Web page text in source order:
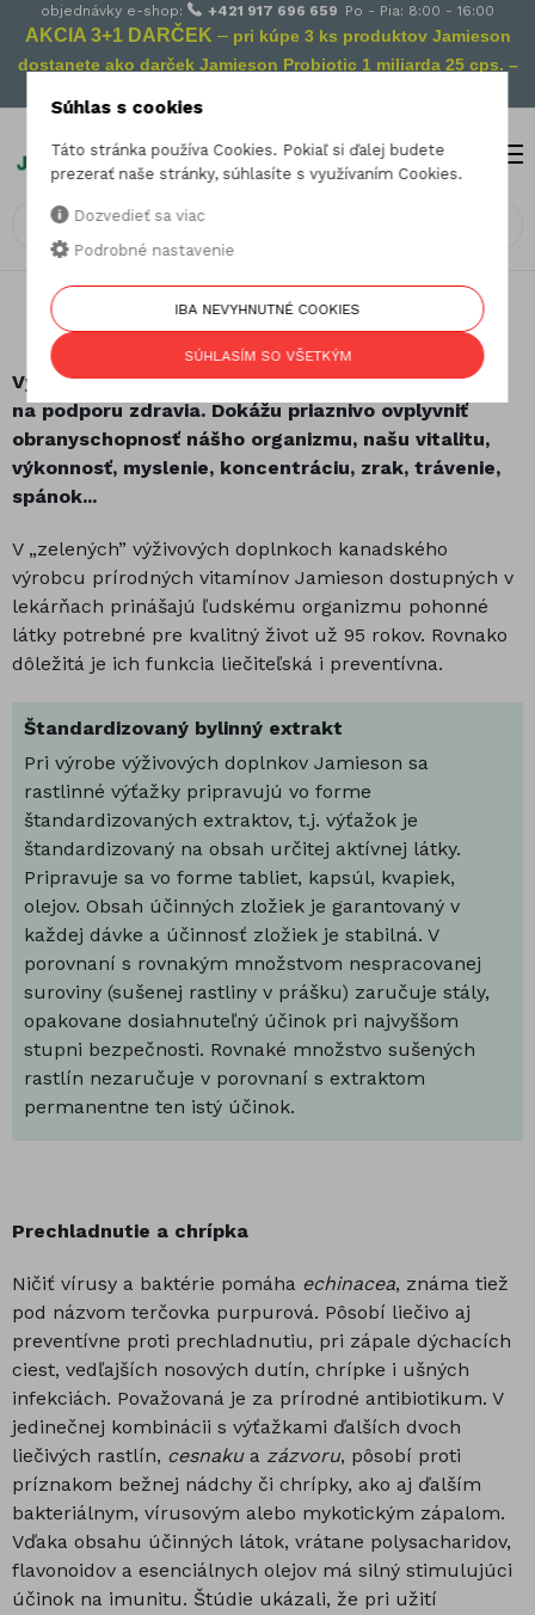
objednávky e-shop: +421 917 696 659 Po - Pia: 8:00 - 16:00
AKCIA 3+1 DARČEK – pri kúpe 3 ks produktov Jamieson
dostanete ako darček Jamieson Probiotic 1 miliarda 25 cps. –
0
26.10.2017
Rastlinné výťažky – tichí liečitelia
Výťažky rastlín – tisícročiami overený prostriedok
na podporu zdravia. Dokážu priaznivo ovplyvniť
obranyschopnosť nášho organizmu, našu vitalitu,
výkonnosť, myslenie, koncentráciu, zrak, trávenie,
spánok...
V „zelených” výživových doplnkoch kanadského
výrobcu prírodných vitamínov Jamieson dostupných v
lekárňach prinášajú ľudskému organizmu pohonné
látky potrebné pre kvalitný život už 95 rokov. Rovnako
dôležitá je ich funkcia liečiteľská i preventívna.
Štandardizovaný bylinný extrakt
Pri výrobe výživových doplnkov Jamieson sa
rastlinné výťažky pripravujú vo forme
štandardizovaných extraktov, t.j. výťažok je
štandardizovaný na obsah určitej aktívnej látky.
Pripravuje sa vo forme tabliet, kapsúl, kvapiek,
olejov. Obsah účinných zložiek je garantovaný v
každej dávke a účinnosť zložiek je stabilná. V
porovnaní s rovnakým množstvom nespracovanej
suroviny (sušenej rastliny v prášku) zaručuje stály,
opakovane dosiahnuteľný účinok pri najvyššom
stupni bezpečnosti. Rovnaké množstvo sušených
rastlín nezaručuje v porovnaní s extraktom
permanentne ten istý účinok.
Prechladnutie a chrípka
Ničiť vírusy a baktérie pomáha echinacea, známa tiež
pod názvom terčovka purpurová. Pôsobí liečivo aj
preventívne proti prechladnutiu, pri zápale dýchacích
ciest, vedľajších nosových dutín, chrípke i ušných
infekciách. Považovaná je za prírodné antibiotikum. V
jedinečnej kombinácii s výťažkami ďalších dvoch
liečivých rastlín, cesnakua zázvoru, pôsobí proti
príznakom bežnej nádchy či chrípky, ako aj ďalším
bakteriálnym, vírusovým alebo mykotickým zápalom.
Vďaka obsahu účinných látok, vrátane polysacharidov,
flavonoidov a esenciálnych olejov má silný stimulujúci
účinok na imunitu. Štúdie ukázali, že pri užití
Súhlas s cookies
Táto stránka používa Cookies. Pokiaľ si ďalej budete
prezerať naše stránky, súhlasíte s využívaním Cookies.
Dozvedieť sa viac
Podrobné nastavenie
IBA NEVYHNUTNÉ COOKIES
SÚHLASÍM SO VŠETKÝM